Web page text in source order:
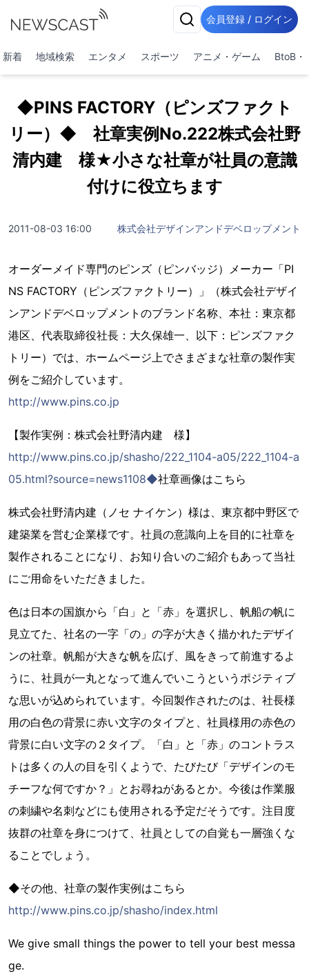
会員登録 / ログイン
新着 地域検索 エンタメ スポーツ アニメ・ゲーム BtoB・
◆PINS FACTORY（ピンズファクト
リー）◆ 社章実例No.222株式会社野
清内建 様★小さな社章が社員の意識
付けに役立ちます
2011-08-03 16:00 株式会社デザインアンドデベロップメント
オーダーメイド専門のピンズ（ピンバッジ）メーカー「PI
NS FACTORY（ピンズファクトリー）」（株式会社デザイ
ンアンドデベロップメントのブランド名称、本社：東京都
港区、代表取締役社長：大久保雄一、以下：ピンズファク
トリー）では、ホームページ上でさまざまな社章の製作実
例をご紹介しています。
http://www.pins.co.jp
【製作実例：株式会社野清内建 様】
http://www.pins.co.jp/shasho/222_1104-a05/222_1104-a
05.html?source=news1108◆社章画像はこちら
株式会社野清内建（ノセ ナイケン）様は、東京都中野区で
建築業を営む企業様です。社員の意識向上を目的に社章を
製作されることになり、お知り合いのご紹介もあって当社
にご用命をいただきました。
色は日本の国旗から「白」と「赤」を選択し、帆船の帆に
見立てた、社名の一字「の」の字が大きく描かれたデザイ
ンの社章。帆船が大きな帆を広げ、風をきって前進するよ
うに、社員が一丸となって進んでいこうというポジティブ
な思いが込められています。今回製作されたのは、社長様
用の白色の背景に赤い文字のタイプと、社員様用の赤色の
背景に白い文字の２タイプ。「白」と「赤」のコントラス
トは多くの人の目を引くようで、たびたび「デザインのモ
チーフな何ですか？」とお尋ねがあるとか。今後は作業服
の刺繍や名刺などにも使用される予定だそうです。注目度
抜群の社章を身につけて、社員としての自覚も一層強くな
ることでしょう。
◆その他、社章の製作実例はこちら
http://www.pins.co.jp/shasho/index.html
We give small things the power to tell your best messa
ge.